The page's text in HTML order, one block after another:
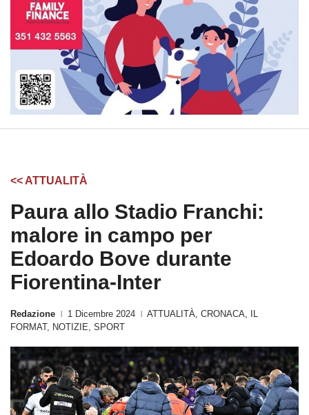
<< ATTUALITÀ
Paura allo Stadio Franchi:
malore in campo per
Edoardo Bove durante
Fiorentina-Inter
Redazione 1 Dicembre 2024 ATTUALITÀ, CRONACA,
IL
FORMAT, NOTIZIE, SPORT